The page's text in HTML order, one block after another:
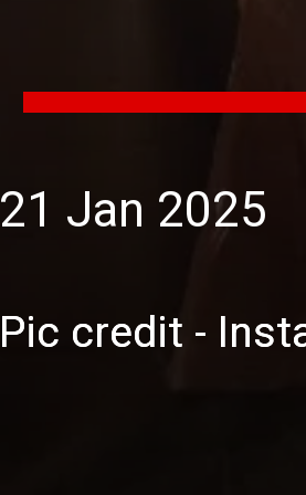
Pic credit -
21 Jan 2025
Pic credit -